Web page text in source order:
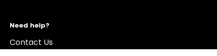
Need help?
Contact Us